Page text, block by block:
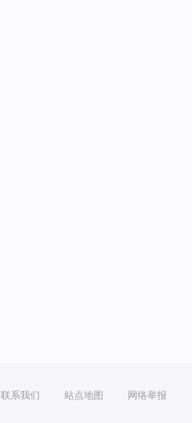
联系我们 站点地图 网络举报